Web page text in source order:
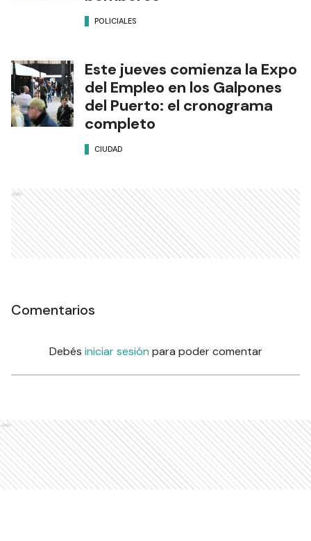
POLICIALES
Este jueves comienza la Expo
del Empleo en los Galpones
del Puerto: el cronograma
completo
CIUDAD
Ads
Comentarios
Debés iniciar sesión para poder comentar
Ads